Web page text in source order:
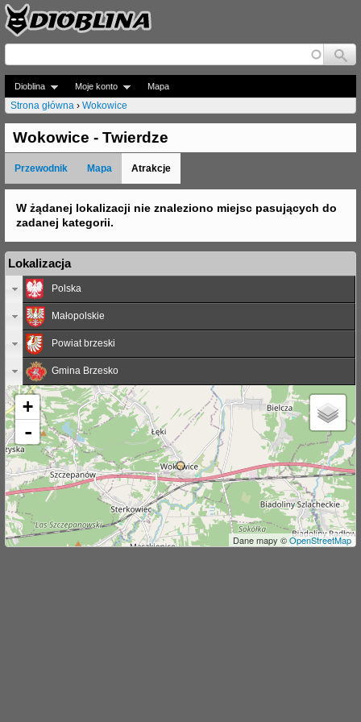
Jump to navigation
Dioblina Moje konto Mapa
J
e
s
e
ś
t
j
Strona główna › Wokowice
Wokowice - Twierdze
Przewodnik Mapa Atrakcje
W żądanej lokalizacji nie znaleziono miejsc pasujących do
zadanej kategorii.
Lokalizacja
Polska
Małopolskie
Powiat brzeski
Gmina Brzesko
+
-
Dane mapy ©OpenStreetMap